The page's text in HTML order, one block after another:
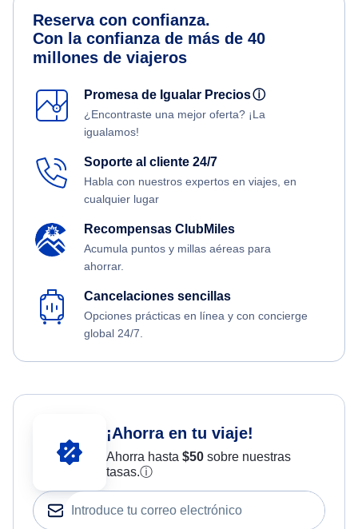
Reserva con confianza.
Con la confianza de más de 40
millones de viajeros
Promesa de Igualar Preciosⓘ
¿Encontraste una mejor oferta? ¡La
igualamos!
Soporte al cliente 24/7
Habla con nuestros expertos en viajes, en
cualquier lugar
Recompensas ClubMiles
Acumula puntos y millas aéreas para
ahorrar.
Cancelaciones sencillas
Opciones prácticas en línea y con concierge
global 24/7.
¡Ahorra en tu viaje!
Ahorra hasta $50sobre nuestras
tasas.ⓘ